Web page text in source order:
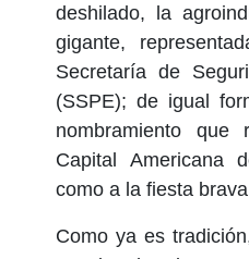
deshilado, la
gigante,
Secretaría de
(SSPE); de igual
nombramiento
Capital Americana
como a la fiesta
Como ya es